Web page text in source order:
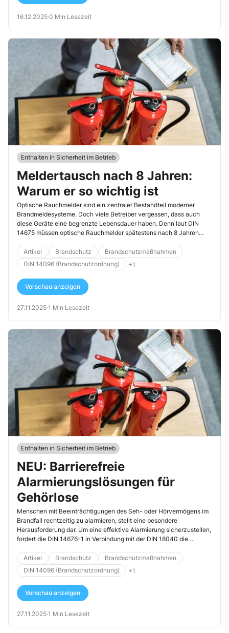
16.12.2025·0 Min Lesezeit
Enthalten in Sicherheit im Betrieb
Meldertausch nach 8 Jahren:
Warum er so wichtig ist
Optische Rauchmelder sind ein zentraler Bestandteil moderner
Brandmeldesysteme. Doch viele Betreiber vergessen, dass auch
diese Geräte eine begrenzte Lebensdauer haben. Denn laut DIN
14675 müssen optische Rauchmelder spätestens nach 8 Jahren
Artikel
Brandschutz
Brandschutzmaßnahmen
DIN 14096 (Brandschutzordnung)
+1
Vorschau anzeigen
27.11.2025·1 Min Lesezeit
Enthalten in Sicherheit im Betrieb
NEU: Barrierefreie
Alarmierungslösungen für
Gehörlose
Menschen mit Beeinträchtigungen des Seh- oder Hörvermögens im
Brandfall rechtzeitig zu alarmieren, stellt eine besondere
Herausforderung dar. Um eine effektive Alarmierung sicherzustellen,
fordert die DIN 14676-1 in Verbindung mit der DIN 18040 die
zwei Sinneskanäle ansprechen, z. B. Hören und Sehen.
Artikel Brandschutz
Brandschutzmaßnahmen
DIN 14096 (Brandschutzordnung)
+1
Vorschau anzeigen
27.11.2025·1 Min Lesezeit